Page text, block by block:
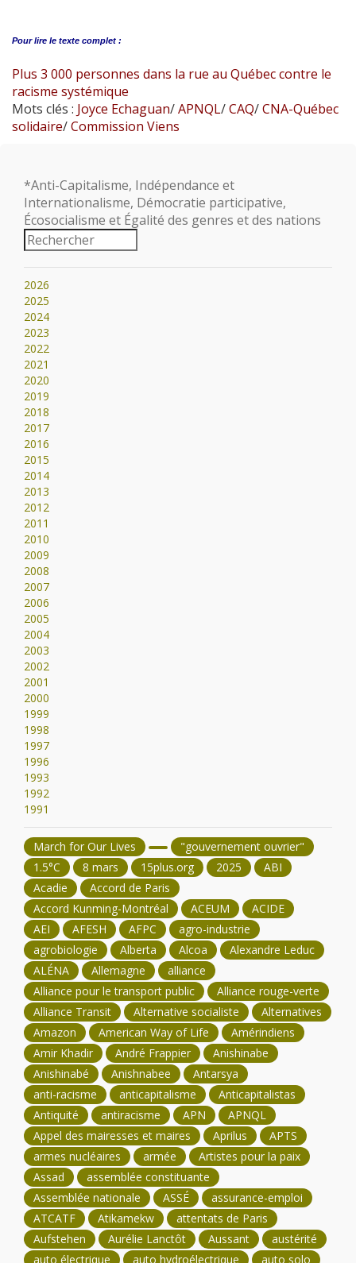
Pour lire le texte complet :
Plus 3 000 personnes dans la rue au Québec contre le
racisme systémique
Mots clés : Joyce Echaguan/APNQL/CAQ/CNA-Québec
solidaire/Commission Viens
*Anti-Capitalisme, Indépendance et
Internationalisme, Démocratie participative,
Écosocialisme et Égalité des genres et des nations
2026
2025
2024
2023
2022
2021
2020
2019
2018
2017
2016
2015
2014
2013
2012
2011
2010
2009
2008
2007
2006
2005
2004
2003
2002
2001
2000
1999
1998
1997
1996
1993
1992
1991
March for Our Lives
"gouvernement ouvrier"
1.5°C
8 mars 15plus.org 2025
ABI
Acadie
Accord de Paris
Accord Kunming-Montréal
ACEUM
ACIDE
AEI
AFESH AFPC
agro-industrie
agrobiologie
Alberta Alcoa
Alexandre Leduc
ALÉNA
Allemagne
alliance
Alliance pour le transport public
Alliance rouge-verte
Alliance Transit
Alternative socialiste
Alternatives
Amazon
American Way of Life
Amérindiens
Amir Khadir
André Frappier
Anishinabe
Anishinabé
Anishnabee
Antarsya
anti-racisme
anticapitalisme
Anticapitalistas
Antiquité
antiracisme APN
APNQL
Appel des mairesses et maires
Aprilus
APTS
armes nucléaires
armée
Artistes pour la paix
Assad
assemblée constituante
Assemblée nationale
ASSÉ
assurance-emploi
ATCATF
Atikamekw
attentats de Paris
Aufstehen
Aurélie Lanctôt Aussant
austérité
auto électrique
auto hydroélectrique auto solo